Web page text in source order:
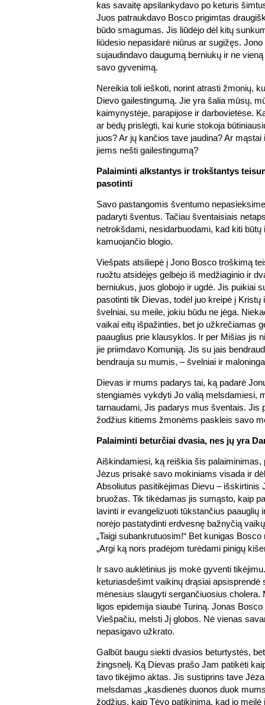
kas savaitę apsilankydavo po keturis
Juos patraukdavo Bosco prigimtas
būdo smagumas. Jis liūdėjo dėl kitų
liūdesio nepasidarė niūrus ar sugižęs.
sujaudindavo daugumą berniukų ir ne
savo gyvenimą.
Nereikia toli ieškoti, norint atrasti žmonių,
Dievo gailestingumą. Jie yra šalia mūsų,
kaimynystėje, parapijose ir darbovietėse.
ar bėdų prislėgti, kai kurie stokoja
juos? Ar jų kančios tave jaudina? Ar
jiems nešti gailestingumą?
Palaiminti alkstantys ir trokštantys
pasotinti
Savo pastangomis šventumo
padaryti šventus. Tačiau šventaisiais
netrokšdami, nesidarbuodami, kad kiti būtų
kamuojančio blogio.
Viešpats atsiliepė į Jono Bosco troškimą
ruožtu atsidėjęs gelbėjo iš medžiaginio ir
berniukus, juos globojo ir ugdė. Jis puikiai
pasotinti tik Dievas, todėl juo kreipė į
švelniai, su meile, jokiu būdu ne jėga.
vaikai eitų išpažinties, bet jo užkrečiamas
paauglius prie klausyklos. Ir per Mišias jis
jie priimdavo Komuniją. Jis su jais
bendrauja su mumis, – švelniai ir
Dievas ir mums padarys tai, ką padarė
stengiamės vykdyti Jo valią melsdamiesi,
tarnaudami, Jis padarys mus šventais. Jis
žodžius kitiems žmonėms paskleis savo
Palaiminti beturčiai dvasia, nes jų yra
Aiškindamiesi, ką reiškia šis palaiminimas,
Jėzus prisakė savo mokiniams visada ir
Absoliutus pasitikėjimas Dievu – išskirtinis
bruožas. Tik tikėdamas jis sumąsto, kaip
lavinti ir evangelizuoti tūkstančius paauglių
norėjo pastatydinti erdvesnę bažnyčią
„Taigi subankrutuosim!“ Bet kunigas
„Argi ką nors pradėjom turėdami pinigų
Ir savo auklėtinius jis mokė gyventi
keturiasdešimt vaikinų drąsiai apsisprendė
mėnesius slaugyti sergančiuosius cholera.
ligos epidemija siaubė Turiną. Jonas
Viešpačiu, melsti Jį globos. Nė vienas
nepasigavo užkrato.
Galbūt baugu siekti dvasios beturtystės,
žingsnelį. Ką Dievas prašo Jam patikėti
tavo tikėjimo aktas. Jis sustiprins tave
melsdamas „kasdienės duonos duok
žodžius, kaip Tėvo patikinimą, kad jo meilė